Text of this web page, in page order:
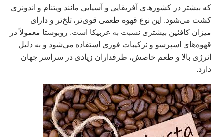
که بیشتر در کشورهای آفریقایی و آسیایی مانند ویتنام و اندونزی
کشت می‌شود. این نوع قهوه طعمی قوی‌تر، تلخ‌تر و دارای
میزان کافئین بیشتری نسبت به عربیکا است. روبوستا معمولاً در
قهوه‌های اسپرسو و ترکیبات فوری استفاده می‌شود و به دلیل
انرژی بالا و طعم خاصش، طرفداران زیادی در سراسر جهان
دارد.